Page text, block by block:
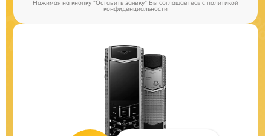
Нажимая на кнопку "Оставить заявку" Вы соглашаетесь cполитикой
конфиденциальности